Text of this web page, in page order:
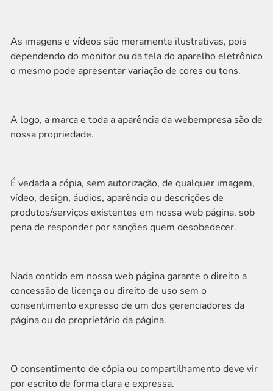
As imagens e vídeos são meramente ilustrativas, pois
dependendo do monitor ou da tela do aparelho eletrônico
o mesmo pode apresentar variação de cores ou tons.
A logo, a marca e toda a aparência da webempresa são de
nossa propriedade.
É vedada a cópia, sem autorização, de qualquer imagem,
vídeo, design, áudios, aparência ou descrições de
produtos/serviços existentes em nossa web página, sob
pena de responder por sanções quem desobedecer.
Nada contido em nossa web página garante o direito a
concessão de licença ou direito de uso sem o
consentimento expresso de um dos gerenciadores da
página ou do proprietário da página.
O consentimento de cópia ou compartilhamento deve vir
por escrito de forma clara e expressa.